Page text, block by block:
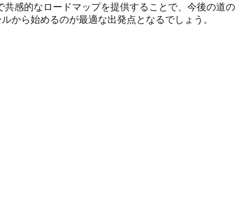
感的なロードマップを提供することで、今後の道の
から始めるのが最適な出発点となるでしょう。